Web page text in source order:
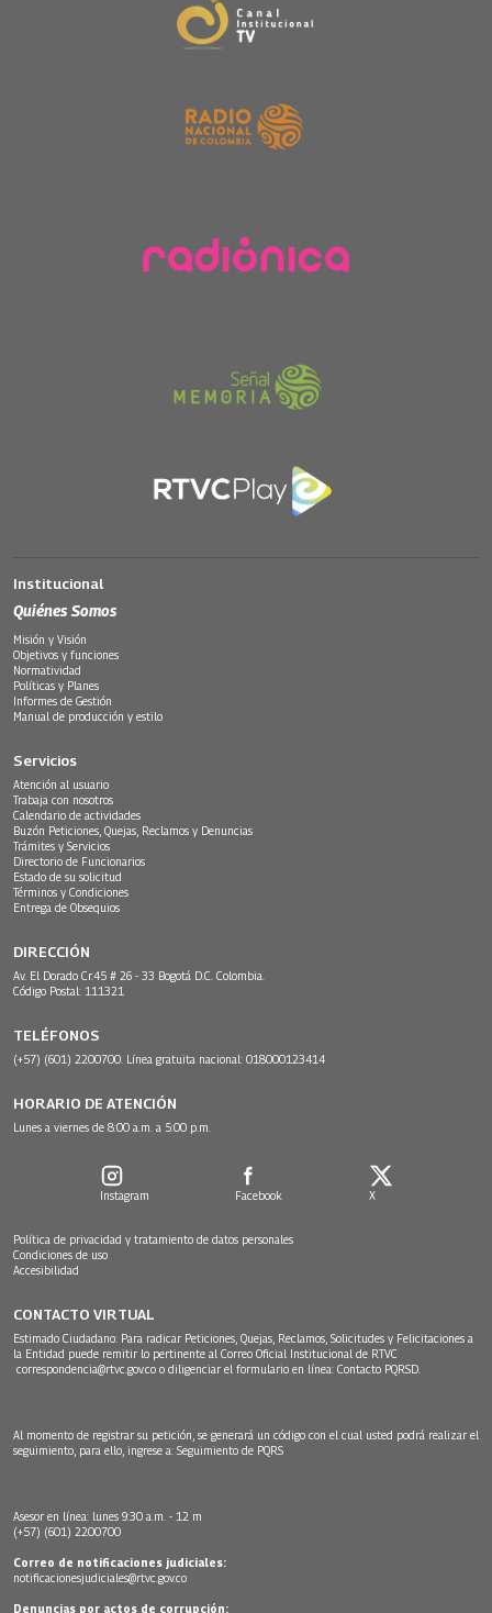
Institucional
Quiénes Somos
Misión y Visión
Objetivos y funciones
Normatividad
Políticas y Planes
Informes de Gestión
Manual de producción y estilo
Servicios
Atención al usuario
Trabaja con nosotros
Calendario de actividades
Buzón Peticiones, Quejas, Reclamos y Denuncias
Trámites y Servicios
Directorio de Funcionarios
Estado de su solicitud
Términos y Condiciones
Entrega de Obsequios
DIRECCIÓN
Av. El Dorado Cr.45 # 26 - 33 Bogotá D.C. Colombia.
Código Postal: 111321
TELÉFONOS
(+57) (601) 2200700. Línea gratuita nacional: 018000123414
HORARIO DE ATENCIÓN
Lunes a viernes de 8:00 a.m. a 5:00 p.m.
Instagram Facebook X
Política de privacidad y tratamiento de datos personales
Condiciones de uso
Accesibilidad
CONTACTO VIRTUAL
Estimado Ciudadano: Para radicar Peticiones, Quejas, Reclamos, Solicitudes y Felicitaciones a
la Entidad puede remitir lo pertinente al Correo Oficial Institucional de RTVC
correspondencia@rtvc.gov.co o diligenciar el formulario en línea: Contacto PQRSD.
Al momento de registrar su petición, se generará un código con el cual usted podrá realizar el
seguimiento, para ello, ingrese a: Seguimiento de PQRS
Asesor en línea: lunes 9:30 a.m. - 12 m
(+57) (601) 2200700
Correo de notificaciones judiciales:
notificacionesjudiciales@rtvc.gov.co
Denuncias por actos de corrupción: